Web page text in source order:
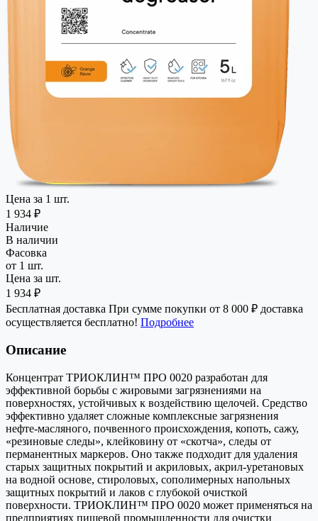
Цена за 1 шт.
1 934 ₽
Наличие
В наличии
Фасовка
от 1 шт.
Цена за шт.
1 934 ₽
Бесплатная доставка При сумме покупки от 8 000 ₽ доставка
осуществляется бесплатно! Подробнее
Описание
Концентрат ТРИОКЛИН™ ПРО 0020 разработан для
эффективной борьбы с жировыми загрязнениями на
поверхностях, устойчивых к воздействию щелочей. Средство
эффективно удаляет сложные комплексные загрязнения
нефте-масляного, почвенного происхождения, копоть, сажу,
«резиновые следы», клейковину от «скотча», следы от
перманентных маркеров. Оно также подходит для удаления
старых защитных покрытий и акриловых, акрил-уретановых
на водной основе, стироловых, сополимерных напольных
защитных покрытий и лаков с глубокой очисткой
поверхности. ТРИОКЛИН™ ПРО 0020 может применяться на
предприятиях пищевой промышленности для очистки